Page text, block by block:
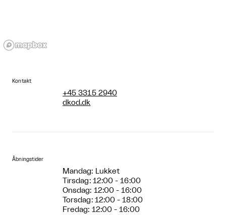
Kontakt
+45 3315 2940
dkod.dk
Åbningstider
Mandag: Lukket
Tirsdag: 12:00 - 16:00
Onsdag: 12:00 - 16:00
Torsdag: 12:00 - 18:00
Fredag: 12:00 - 16:00